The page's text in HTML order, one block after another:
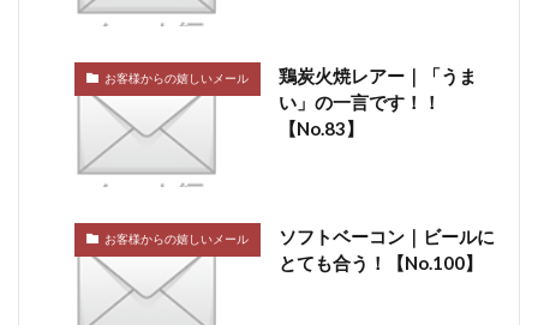
お客様からの嬉しいメール
鶏炭火焼レアー｜「うま
い」の一言です！！
【No.83】
お客様からの嬉しいメール
ソフトベーコン｜ビールに
とても合う！【No.100】